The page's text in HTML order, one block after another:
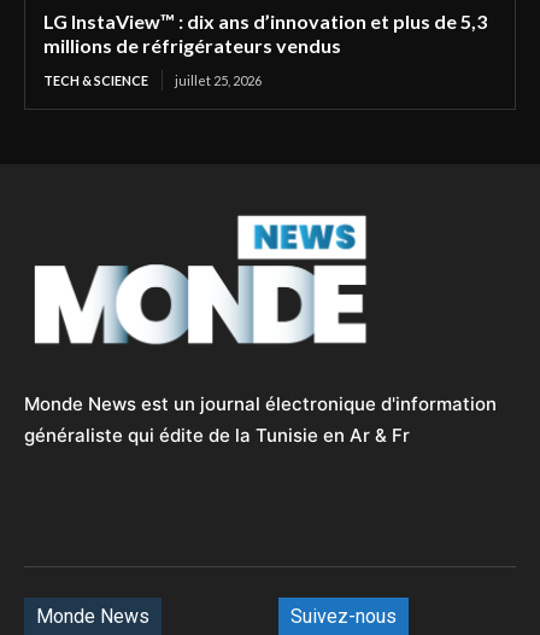
LG InstaView™ : dix ans d’innovation et plus de 5,3
millions de réfrigérateurs vendus
TECH & SCIENCE juillet 25, 2026
Monde News est un journal électronique d'information
généraliste qui édite de la Tunisie en Ar & Fr
Monde News Suivez-nous